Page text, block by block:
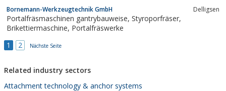
Bornemann-Werkzeugtechnik GmbH Delligsen
Portalfräsmaschinen gantrybauweise, Styroporfräser,
Brikettiermaschine, Portalfräswerke
1
2 Nächste Seite
Related industry sectors
Attachment technology & anchor systems